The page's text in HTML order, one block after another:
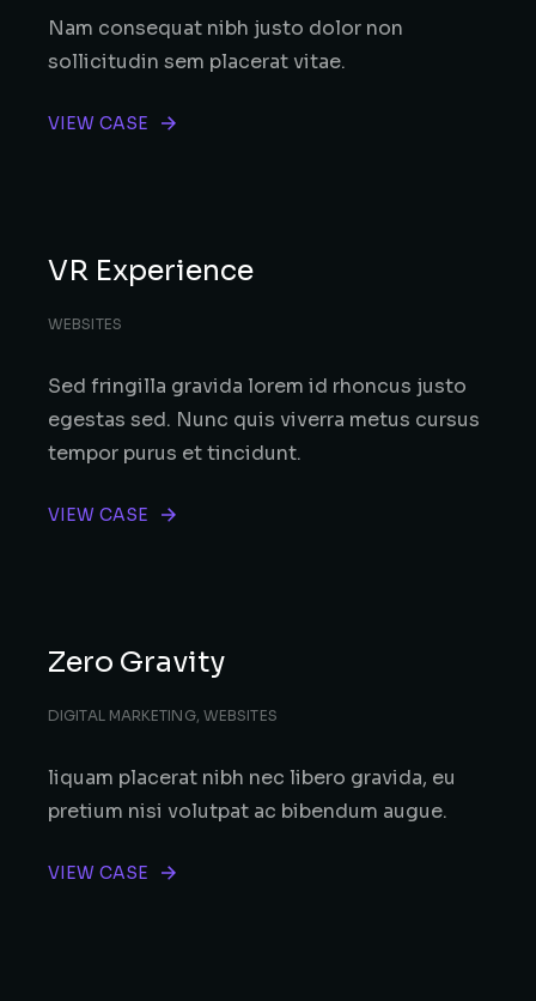
Nam consequat nibh justo dolor non
sollicitudin sem placerat vitae.
VIEW CASE
VR Experience
WEBSITES
Sed fringilla gravida lorem id rhoncus justo
egestas sed. Nunc quis viverra metus cursus
tempor purus et tincidunt.
VIEW CASE
Zero Gravity
DIGITAL MARKETING, WEBSITES
liquam placerat nibh nec libero gravida, eu
pretium nisi volutpat ac bibendum augue.
VIEW CASE